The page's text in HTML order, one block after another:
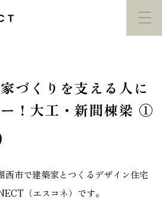
カタログ請求
づくりを支える人に
！大工・新間棟梁 ①
西市で建築家とつくるデザイン住宅
（エスコネ）です。